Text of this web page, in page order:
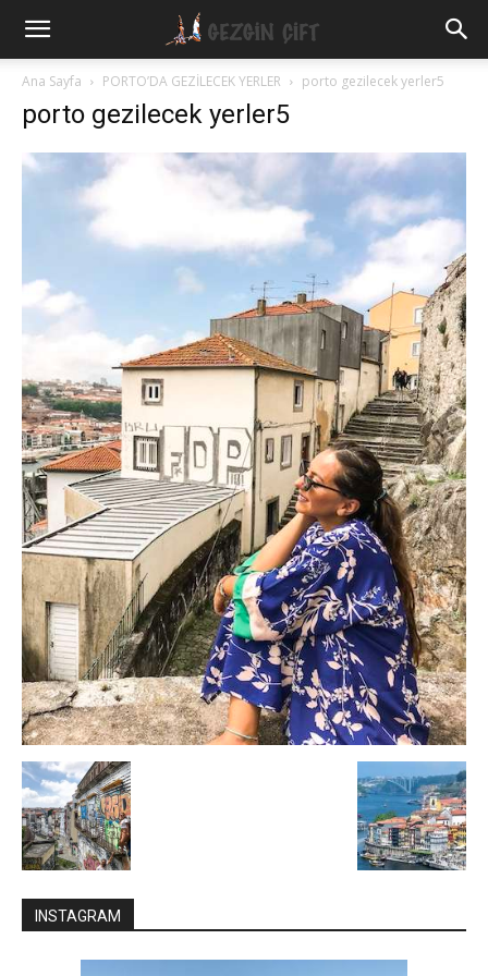
Gezgin
Çift
Ana Sayfa PORTO’DA GEZİLECEK YERLER porto gezilecek yerler5
porto gezilecek yerler5
INSTAGRAM